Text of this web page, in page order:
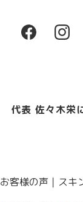
代表 佐々木栄
お客様の声｜スキ